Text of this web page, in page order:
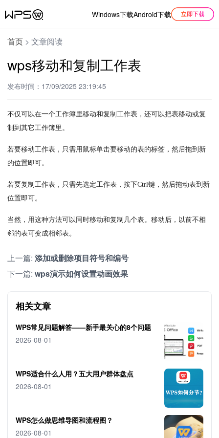
Windows下载Android下载
首页 > 文章阅读
wps移动和复制工作表
发布时间：17/09/2025 23:19:45
不仅可以在一个工作簿里移动和复制工作表，还可以把表移动或复
制到其它工作簿里。
若要移动工作表，只需用鼠标单击要移动的表的标签，然后拖到新
的位置即可。
若要复制工作表，只需先选定工作表，按下Ctrl键，然后拖动表到新
位置即可。
当然，用这种方法可以同时移动和复制几个表。移动后，以前不相
邻的表可变成相邻表。
上一篇: 添加或删除项目符号和编号
下一篇: wps演示如何设置动画效果
相关文章
WPS常见问题解答——新手最关心的8个问题
2026-08-01
WPS适合什么人用？五大用户群体盘点
2026-08-01
WPS怎么做思维导图和流程图？
2026-08-01